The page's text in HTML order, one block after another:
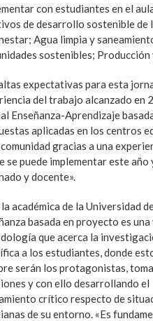
con estudiantes en el
de desarrollo sostenible de
Agua limpia y
sostenibles;
expectativas para esta
del trabajo alcanzado en
Enseñanza-Aprendizaje
aplicadas en los centros
gracias a una
se puede implementar este
y docente».
académica de la Universidad
basada en proyecto es
que acerca la
a los estudiantes, donde
serán los protagonistas,
y con ello desarrollando el
crítico respecto de
de su entorno. «Es